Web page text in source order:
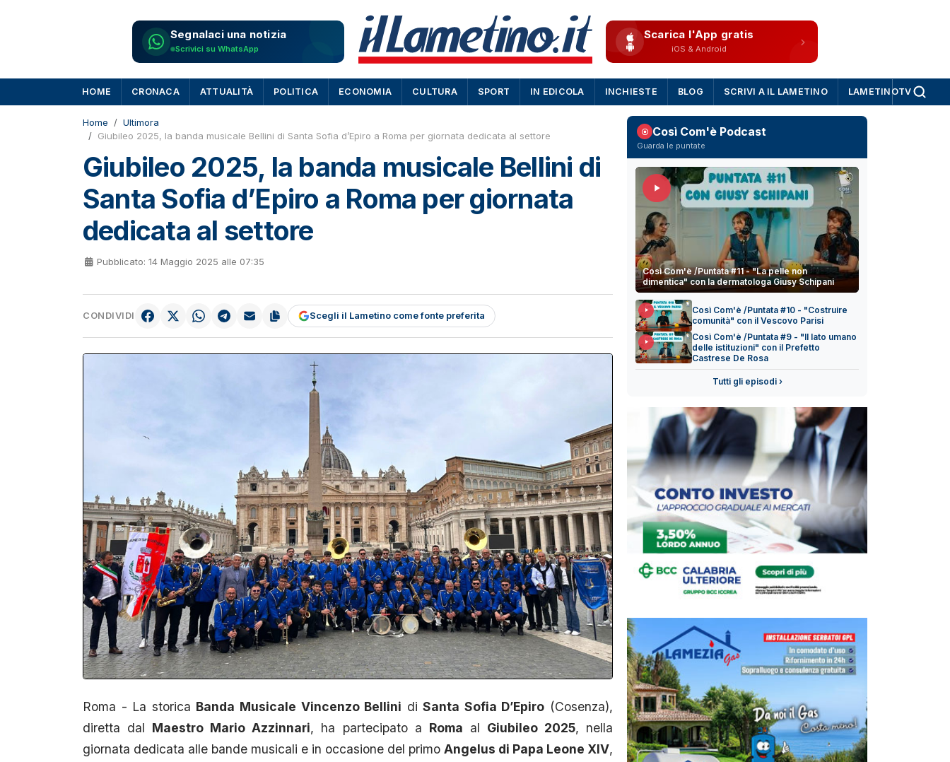
Segnalaci una notizia
Scrivici su WhatsApp
Scarica l'App gratis
iOS & Android
HOME CRONACA ATTUALITÀ POLITICA ECONOMIA CULTURA SPORT IN EDICOLA INCHIESTE BLOG SCRIVI A IL LAMETINO LAMETINOTV
Home
Ultimora
Giubileo 2025, la banda musicale Bellini di Santa Sofia d’Epiro a Roma per giornata dedicata al settore
Giubileo 2025, la banda musicale Bellini di
Santa Sofia d’Epiro a Roma per giornata
dedicata al settore
Pubblicato: 14 Maggio 2025 alle 07:35
CONDIVIDI Scegli il Lametino come fonte preferita
Roma - La storica Banda Musicale Vincenzo Bellini diSanta Sofia D’Epiro (Cosenza),
diretta dal Maestro Mario Azzinnari, ha partecipato a Roma al Giubileo 2025, nella
giornata dedicata alle bande musicali e in occasione del primo Angelus di Papa Leone XIV,
Così Com'è Podcast
Guarda le puntate
Così Com'è /Puntata #11 - "La pelle non
dimentica" con la dermatologa Giusy Schipani
Così Com'è /Puntata #10 - "Costruire
comunità" con il Vescovo Parisi
Così Com'è /Puntata #9 - "Il lato umano
delle istituzioni" con il Prefetto
Castrese De Rosa
Tutti gli episodi ›